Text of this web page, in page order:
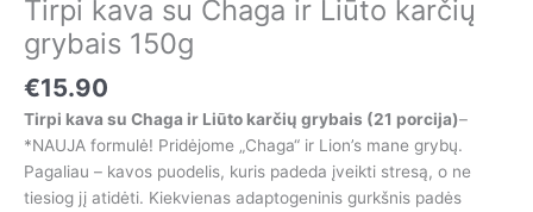
Tirpi kava su Chaga ir Liūto karčių
grybais 150g
€15.90
Tirpi kava su Chaga ir Liūto karčių grybais (21 porcija)–
*NAUJA formulė! Pridėjome „Chaga“ ir Lion’s mane grybų.
Pagaliau – kavos puodelis, kuris padeda įveikti stresą, o ne
tiesiog jį atidėti. Kiekvienas adaptogeninis gurkšnis padės